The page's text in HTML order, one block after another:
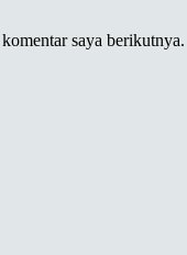
saya berikutnya.